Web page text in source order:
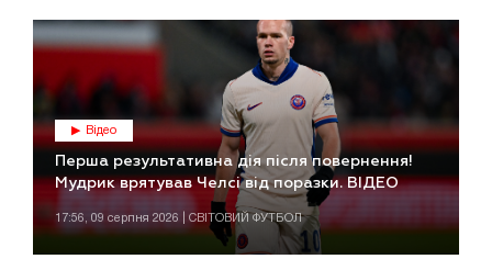
Відео
Перша результативна дія після повернення!
Мудрик врятував Челсі від поразки. ВІДЕО
17:56, 09 серпня 2026 | СВІТОВИЙ ФУТБОЛ